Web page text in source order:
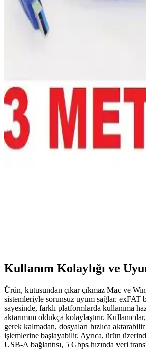
Toshiba Canvio Basic 2TB, USB 3.2 ile
sağlayan taşınabilir harici disk, dayanıklı
büyük depolama alanı sunar.
günlük kullanım ve veri yedekleme için
UGREEN 4 Port USB 3.0 Hub
Gbps Teorik Hız, Micro USB
UGREEN 4 Port USB 3.0 Hub (50985) gri
ve Micro USB güç girişi ile güç gerektiren
Kullanım Kolaylığı ve
Ürün, kutusundan çıkar çıkmaz Mac ve
sistemleriyle sorunsuz uyum sağlar. exFAT
sayesinde, farklı platformlarda kullanıma
aktarımını oldukça kolaylaştırır.
gerek kalmadan, dosyaları hızlıca
işlemlerine başlayabilir. Ayrıca, ürün
USB-A bağlantısı, 5 Gbps hızında veri